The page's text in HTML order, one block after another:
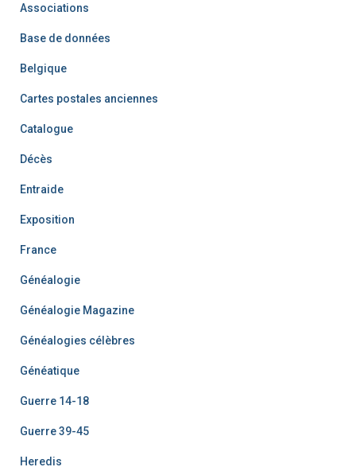
Associations
Base de données
Belgique
Cartes postales anciennes
Catalogue
Décès
Entraide
Exposition
France
Généalogie
Généalogie Magazine
Généalogies célèbres
Généatique
Guerre 14-18
Guerre 39-45
Heredis